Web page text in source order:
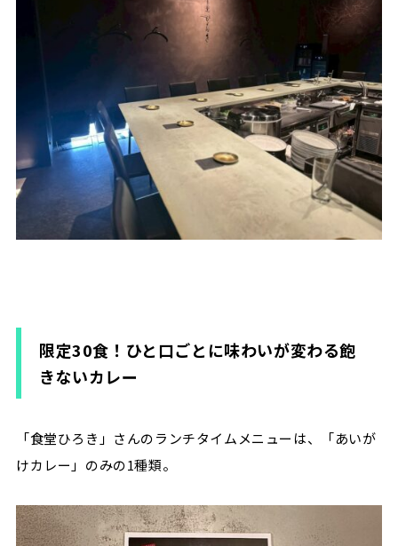
限定30食！ひと口ごとに味わいが変わる飽
きないカレー
「食堂ひろき」さんのランチタイムメニューは、「あいが
けカレー」のみの1種類。